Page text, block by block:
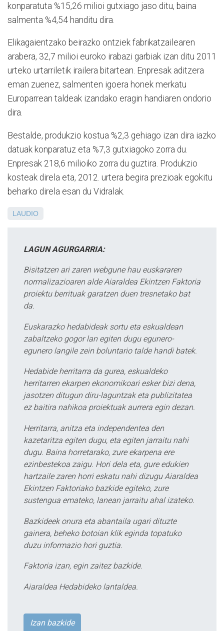
konparatuta %15,26 milioi gutxiago jaso ditu, baina
salmenta %4,54 handitu dira.
Elikagaientzako beirazko ontziek fabrikatzailearen
arabera, 32,7 milioi euroko irabazi garbiak izan ditu 2011
urteko urtarriletik irailera bitartean. Enpresak aditzera
eman zuenez, salmenten igoera honek merkatu
Europarrean taldeak izandako eragin handiaren ondorio
dira.
Bestalde, produkzio kostua %2,3 gehiago izan dira iazko
datuak konparatuz eta %7,3 gutxiagoko zorra du.
Enpresak 218,6 milioiko zorra du guztira. Produkzio
kosteak direla eta, 2012. urtera begira prezioak egokitu
beharko direla esan du Vidralak.
LAUDIO
LAGUN AGURGARRIA:
Bisitatzen ari zaren webgune hau euskararen
normalizazioaren alde Aiaraldea Ekintzen Faktoria
proiektu berrituak garatzen duen tresnetako bat
da.
Euskarazko hedabideak sortu eta eskualdean
zabaltzeko gogor lan egiten dugu egunero-
egunero langile zein boluntario talde handi batek.
Hedabide herritarra da gurea, eskualdeko
herritarren ekarpen ekonomikoari esker bizi dena,
jasotzen ditugun diru-laguntzak eta publizitatea
ez baitira nahikoa proiektuak aurrera egin dezan.
Herritarra, anitza eta independentea den
kazetaritza egiten dugu, eta egiten jarraitu nahi
dugu. Baina horretarako, zure ekarpena ere
ezinbestekoa zaigu. Hori dela eta, gure edukien
hartzaile zaren horri eskatu nahi dizugu Aiaraldea
Ekintzen Faktoriako bazkide egiteko, zure
sustengua emateko, lanean jarraitu ahal izateko.
Bazkideek onura eta abantaila ugari dituzte
gainera, beheko botoian klik eginda topatuko
duzu informazio hori guztia.
Faktoria izan, egin zaitez bazkide.
Aiaraldea Hedabideko lantaldea.
Izan bazkide